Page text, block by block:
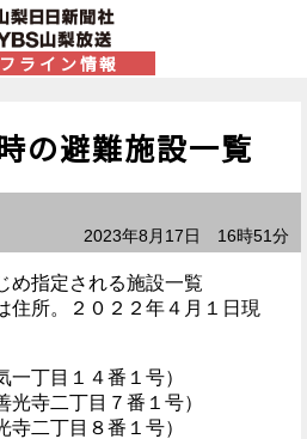
ライン情報
の避難施設一覧
2023年8月17日 16時51分
め指定される施設一覧
所。２０２２年４月１日現
丁目１４番１号）
寺二丁目７番１号）
二丁目８番１号）